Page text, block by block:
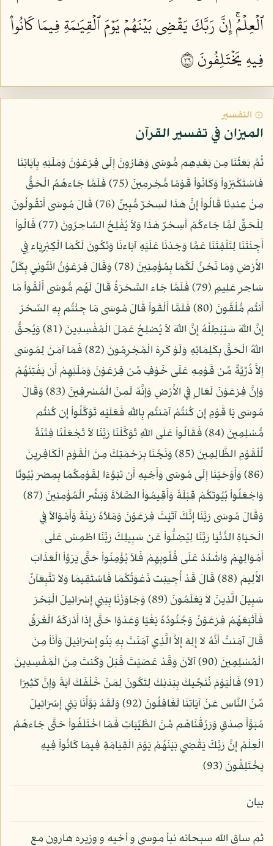
ٱلۡعِلۡمُۚ إِنَّ رَبَّكَ يَقۡضِي بَيۡنَهُمۡ يَوۡمَ ٱلۡقِيَٰمَةِ فِيمَا كَانُواْ
فِيهِ يَخۡتَلِفُونَ ٩٣
۞ التفسير
الميزان في تفسير القرآن
ثُمَّ بَعَثْنَا مِن بَعْدِهِم مُّوسَى وَهَارُونَ إِلَى فِرْعَوْنَ وَمَلَئِهِ بِآيَاتِنَا
فَاسْتَكْبَرُواْ وَكَانُواْ قَوْمًا مُّجْرِمِينَ (75) فَلَمَّا جَاءهُمُ الْحَقُّ
مِنْ عِندِنَا قَالُواْ إِنَّ هَذَا لَسِحْرٌ مُّبِينٌ (76) قَالَ مُوسَى أَتقُولُونَ
لِلْحَقِّ لَمَّا جَاءكُمْ أَسِحْرٌ هَذَا وَلاَ يُفْلِحُ السَّاحِرُونَ (77) قَالُواْ
أَجِئْتَنَا لِتَلْفِتَنَا عَمَّا وَجَدْنَا عَلَيْهِ آبَاءنَا وَتَكُونَ لَكُمَا الْكِبْرِيَاء فِي
الأَرْضِ وَمَا نَحْنُ لَكُمَا بِمُؤْمِنِينَ (78) وَقَالَ فِرْعَوْنُ ائْتُونِي بِكُلِّ
سَاحِرٍ عَلِيمٍ (79) فَلَمَّا جَاء السَّحَرَةُ قَالَ لَهُم مُّوسَى أَلْقُواْ مَا
أَنتُم مُّلْقُونَ (80) فَلَمَّا أَلْقَواْ قَالَ مُوسَى مَا جِئْتُم بِهِ السِّحْرُ
إِنَّ اللّهَ سَيُبْطِلُهُ إِنَّ اللّهَ لاَ يُصْلِحُ عَمَلَ الْمُفْسِدِينَ (81) وَيُحِقُّ
اللّهُ الْحَقَّ بِكَلِمَاتِهِ وَلَوْ كَرِهَ الْمُجْرِمُونَ (82) فَمَا آمَنَ لِمُوسَى
إِلاَّ ذُرِّيَّةٌ مِّن قَوْمِهِ عَلَى خَوْفٍ مِّن فِرْعَوْنَ وَمَلَئِهِمْ أَن يَفْتِنَهُمْ
وَإِنَّ فِرْعَوْنَ لَعَالٍ فِي الأَرْضِ وَإِنَّهُ لَمِنَ الْمُسْرِفِينَ (83) وَقَالَ
مُوسَى يَا قَوْمِ إِن كُنتُمْ آمَنتُم بِاللّهِ فَعَلَيْهِ تَوَكَّلُواْ إِن كُنتُم
مُّسْلِمِينَ (84) فَقَالُواْ عَلَى اللّهِ تَوَكَّلْنَا رَبَّنَا لاَ تَجْعَلْنَا فِتْنَةً
لِّلْقَوْمِ الظَّالِمِينَ (85) وَنَجِّنَا بِرَحْمَتِكَ مِنَ الْقَوْمِ الْكَافِرِينَ
(86) وَأَوْحَيْنَا إِلَى مُوسَى وَأَخِيهِ أَن تَبَوَّءَا لِقَوْمِكُمَا بِمِصْرَ بُيُوتًا
وَاجْعَلُواْ بُيُوتَكُمْ قِبْلَةً وَأَقِيمُواْ الصَّلاَةَ وَبَشِّرِ الْمُؤْمِنِينَ (87)
وَقَالَ مُوسَى رَبَّنَا إِنَّكَ آتَيْتَ فِرْعَوْنَ وَمَلأهُ زِينَةً وَأَمْوَالاً فِي
الْحَيَاةِ الدُّنْيَا رَبَّنَا لِيُضِلُّواْ عَن سَبِيلِكَ رَبَّنَا اطْمِسْ عَلَى
أَمْوَالِهِمْ وَاشْدُدْ عَلَى قُلُوبِهِمْ فَلاَ يُؤْمِنُواْ حَتَّى يَرَوُاْ الْعَذَابَ
الأَلِيمَ (88) قَالَ قَدْ أُجِيبَت دَّعْوَتُكُمَا فَاسْتَقِيمَا وَلاَ تَتَّبِعَآنِّ
سَبِيلَ الَّذِينَ لاَ يَعْلَمُونَ (89) وَجَاوَزْنَا بِبَنِي إِسْرَائِيلَ الْبَحْرَ
فَأَتْبَعَهُمْ فِرْعَوْنُ وَجُنُودُهُ بَغْيًا وَعَدْوًا حَتَّى إِذَا أَدْرَكَهُ الْغَرَقُ
قَالَ آمَنتُ أَنَّهُ لا إِلِهَ إِلاَّ الَّذِي آمَنَتْ بِهِ بَنُو إِسْرَائِيلَ وَأَنَاْ مِنَ
الْمُسْلِمِينَ (90) آلآنَ وَقَدْ عَصَيْتَ قَبْلُ وَكُنتَ مِنَ الْمُفْسِدِينَ
(91) فَالْيَوْمَ نُنَجِّيكَ بِبَدَنِكَ لِتَكُونَ لِمَنْ خَلْفَكَ آيَةً وَإِنَّ كَثِيرًا
مِّنَ النَّاسِ عَنْ آيَاتِنَا لَغَافِلُونَ (92) وَلَقَدْ بَوَّأْنَا بَنِي إِسْرَائِيلَ
مُبَوَّأَ صِدْقٍ وَرَزَقْنَاهُم مِّنَ الطَّيِّبَاتِ فَمَا اخْتَلَفُواْ حَتَّى جَاءهُمُ
الْعِلْمُ إِنَّ رَبَّكَ يَقْضِي بَيْنَهُمْ يَوْمَ الْقِيَامَةِ فِيمَا كَانُواْ فِيهِ
يَخْتَلِفُونَ (93)
بيان
ثم ساق الله سبحانه نبأ موسى و أخيه و وزيره هارون مع